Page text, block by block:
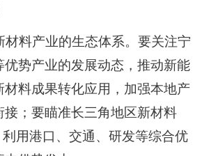
料产业的生态体系。 要关注宁
优势产业的发展动态，推动新能
材料成果转化应用，加强本地产
接；要瞄准长三角地区新材料
利用港口、交通、研发等综合优